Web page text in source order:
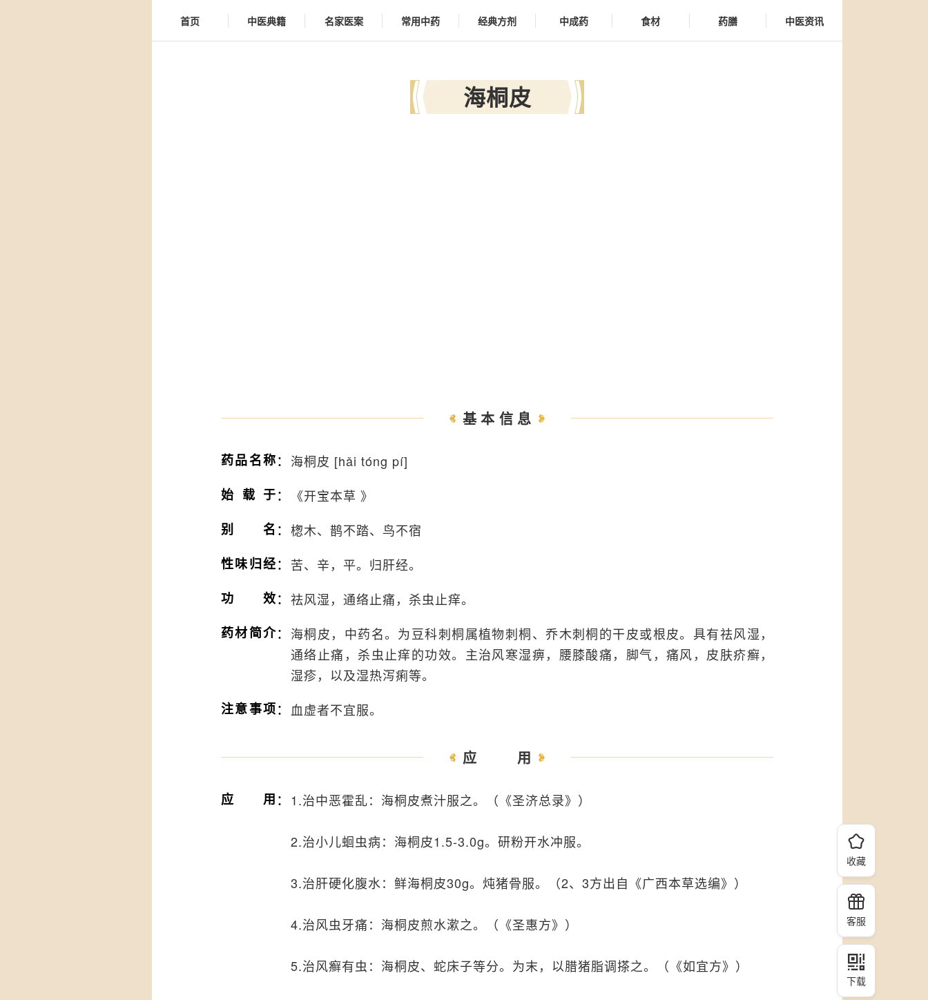
首页 中医典籍 名家医案 常用中药 经典方剂 中成药 食材 药膳 中医资讯
海桐皮
基本信息
药品名称： 海桐皮 [hǎi tóng pí]
始载于：
《开宝本草 》
别名 ： 楤木、鹊不踏、鸟不宿
性味归经： 苦、辛，平。归肝经。
功效： 祛风湿，通络止痛，杀虫止痒。
药材简介： 海桐皮，中药名。为豆科刺桐属植物刺桐、乔木刺桐的干皮或根皮。具有祛风湿，
通络止痛，杀虫止痒的功效。主治风寒湿痹，腰膝酸痛，脚气，痛风，皮肤疥癣，
湿疹，以及湿热泻痢等。
注意事项： 血虚者不宜服。
应用
应用： 1.治中恶霍乱：海桐皮煮汁服之。（《圣济总录》）
2.治小儿蛔虫病：海桐皮1.5-3.0g。研粉开水冲服。
3.治肝硬化腹水：鲜海桐皮30g。炖猪骨服。（2、3方出自《广西本草选编》）
4.治风虫牙痛：海桐皮煎水漱之。（《圣惠方》）
5.治风癣有虫：海桐皮、蛇床子等分。为末，以腊猪脂调搽之。（《如宜方》）
收藏
客服
下载